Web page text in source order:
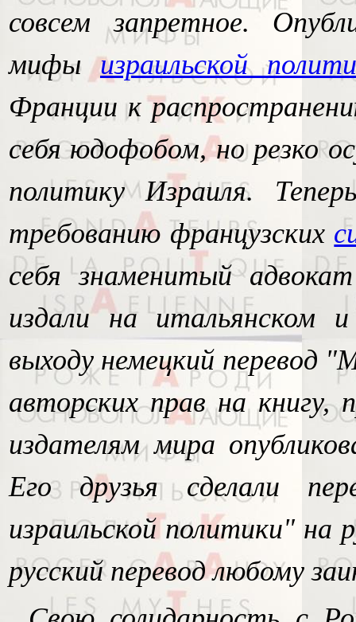
совсем запретное.
мифыизраильской
Франции к
себя юдофобом, но резко
политику Израиля.
требованию французских
себя знаменитый
издали на итальянском
выходу немецкий перевод
авторских прав на книгу,
издателям мира
Его друзья сделали
израильской политики" на
русский перевод любому